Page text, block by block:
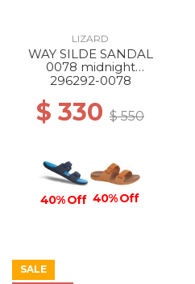
LIZARD
WAY SILDE SANDAL
0078 midnight
blue/atlantic blue
296292-0078
$ 330 $ 550
40% Off 40% Off
SALE